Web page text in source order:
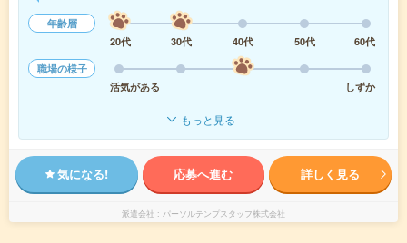
年齢層
20代
30代 40代 50代
60代
職場の様子
活気がある
しずか
もっと見る
気になる! 応募へ進む 詳しく見る
派遣会社 パーソルテンプスタッフ株式会社